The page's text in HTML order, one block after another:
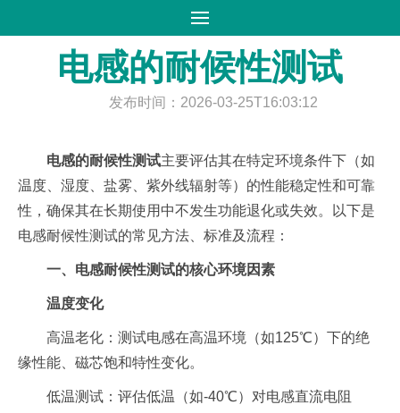
详细内容
电感的耐候性测试
发布时间：2026-03-25T16:03:12
电感的耐候性测试主要评估其在特定环境条件下（如
温度、湿度、盐雾、紫外线辐射等）的性能稳定性和可靠
性，确保其在长期使用中不发生功能退化或失效。以下是
电感耐候性测试的常见方法、标准及流程：
一、电感耐候性测试的核心环境因素
温度变化
高温老化：测试电感在高温环境（如125℃）下的绝
缘性能、磁芯饱和特性变化。
低温测试：评估低温（如-40℃）对电感直流电阻